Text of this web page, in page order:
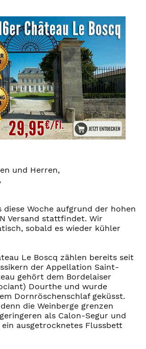
und Herren,
diese Woche aufgrund der hohen
Versand stattfindet. Wir
sobald es wieder kühler
Le Boscq zählen bereits seit
der Appellation Saint-
gehört dem Bordelaiser
Dourthe und wurde
Dornröschenschlaf geküsst.
die Weinberge grenzen
als Calon-Segur und
ausgetrocknetes Flussbett